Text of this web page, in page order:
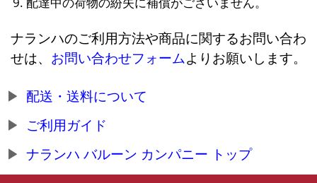
ナランハのご利用方法や商品に関するお問い合わ
せは、 お問い合わせフォームよりお願いします。
配送・送料について
ご利用ガイド
ナランハ バルーン カンパニー トップ